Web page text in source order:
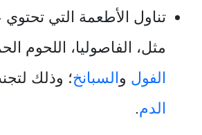
تناول الأطعمة التي تحتوي
مثل، الفاصوليا، اللحوم
الفول والسبانخ؛ وذلك
الدم.